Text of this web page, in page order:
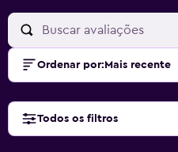
Ordenar por: Mais recente
Todos os filtros